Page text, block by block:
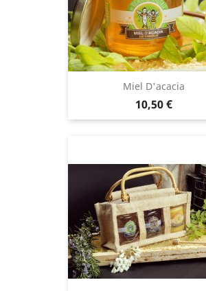
Miel D'acacia
Prix
10,50 €